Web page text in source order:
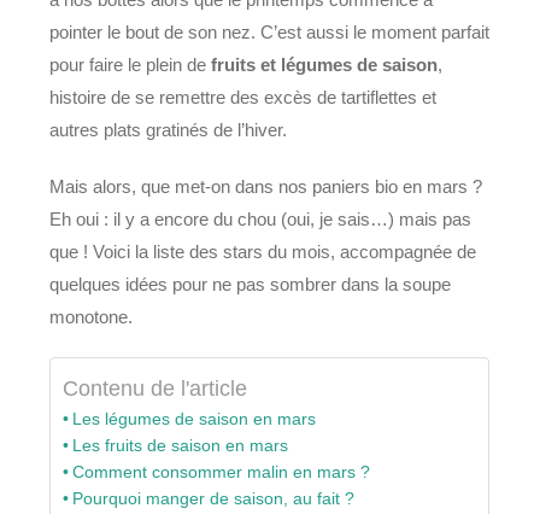
pointer le bout de son nez. C’est aussi le moment parfait
pour faire le plein defruits et légumes de saison,
histoire de se remettre des excès de tartiflettes et
autres plats gratinés de l’hiver.
Mais alors, que met-on dans nos paniers bio en mars ?
Eh oui : il y a encore du chou (oui, je sais…) mais pas
que ! Voici la liste des stars du mois, accompagnée de
quelques idées pour ne pas sombrer dans la soupe
monotone.
Contenu de l'article
Les légumes de saison en mars
Les fruits de saison en mars
Comment consommer malin en mars ?
Pourquoi manger de saison, au fait ?